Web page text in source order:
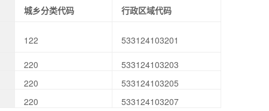
城乡分类代码
行政区域代码
122 533124103201
220
533124103203
220
533124103205
220
533124103207